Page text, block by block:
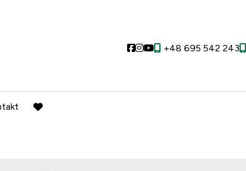
Social link
Social link
Social link
+48 695 542 243
favorite